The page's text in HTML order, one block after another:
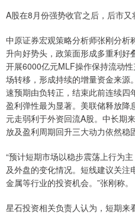
A股在8月份强势收官之后，后市又
中原证券宏观策略分析师张刚分析
升向好势头，政策面形成多重利
开展6000亿元MLF操作保持流动
场转移，形成持续的增量资金来
速预期由负转正，结束此前连续
盈利弹性最为显著。美联储释放降
元走弱利于外资回流A股。中长期
放及盈利周期回升三大动力依然稳
“预计短期市场以稳步震荡上行为
及外盘的变化情况。短线建议关
金属等行业的投资机会。”张刚称。
星石投资相关负责人认为，短期